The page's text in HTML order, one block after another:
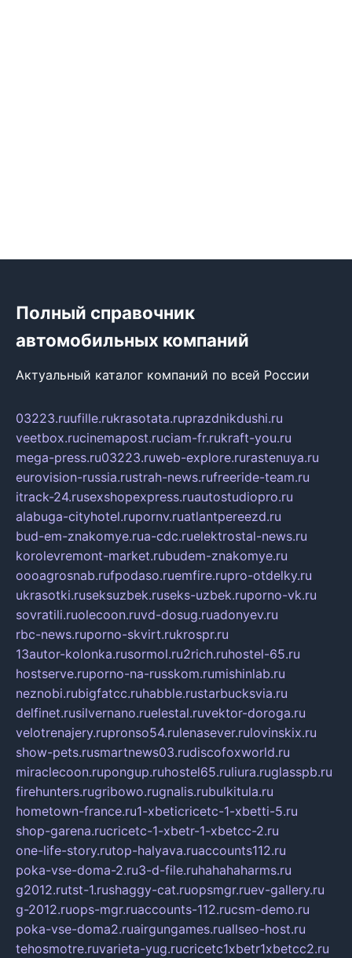
Полный справочник
автомобильных компаний
Актуальный каталог компаний по всей России
03223.ruufille.rukrasotata.ruprazdnikdushi.ru
veetbox.rucinemapost.ruciam-fr.rukraft-you.ru
mega-press.ru03223.ruweb-explore.rurastenuya.ru
eurovision-russia.rustrah-news.rufreeride-team.ru
itrack-24.rusexshopexpress.ruautostudiopro.ru
alabuga-cityhotel.rupornv.ruatlantpereezd.ru
bud-em-znakomye.rua-cdc.ruelektrostal-news.ru
korolevremont-market.rubudem-znakomye.ru
oooagrosnab.rufpodaso.ruemfire.rupro-otdelky.ru
ukrasotki.ruseksuzbek.ruseks-uzbek.ruporno-vk.ru
sovratili.ruolecoon.ruvd-dosug.ruadonyev.ru
rbc-news.ruporno-skvirt.rukrospr.ru
13autor-kolonka.rusormol.ru2rich.ruhostel-65.ru
hostserve.ruporno-na-russkom.rumishinlab.ru
neznobi.rubigfatcc.ruhabble.rustarbucksvia.ru
delfinet.rusilvernano.ruelestal.ruvektor-doroga.ru
velotrenajery.rupronso54.rulenasever.rulovinskix.ru
show-pets.rusmartnews03.rudiscofoxworld.ru
miraclecoon.rupongup.ruhostel65.ruliura.ruglasspb.ru
firehunters.rugribowo.rugnalis.rubulkitula.ru
hometown-france.ru1-xbeticricetc-1-xbetti-5.ru
shop-garena.rucricetc-1-xbetr-1-xbetcc-2.ru
one-life-story.rutop-halyava.ruaccounts112.ru
poka-vse-doma-2.ru3-d-file.ruhahahaharms.ru
g2012.rutst-1.rushaggy-cat.ruopsmgr.ruev-gallery.ru
g-2012.ruops-mgr.ruaccounts-112.rucsm-demo.ru
poka-vse-doma2.ruairgungames.ruallseo-host.ru
tehosmotre.ruvarieta-yug.rucricetc1xbetr1xbetcc2.ru